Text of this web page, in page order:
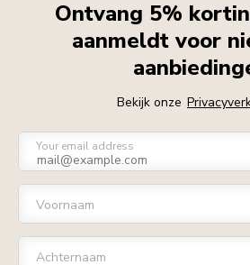
Ontvang 5%
aanmeldt voor
Bekijk onze
Your email address
Voornaam
Achternaam